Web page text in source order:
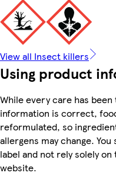
View all Insect killers
Using product
While every care has
information is correct,
reformulated, so
allergens may change.
label and not rely solely
website.